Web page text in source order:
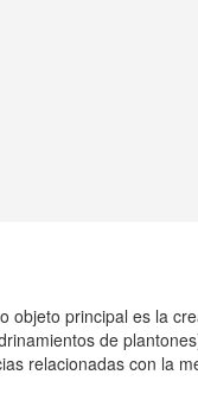
objeto principal es la
de
relacionadas con la